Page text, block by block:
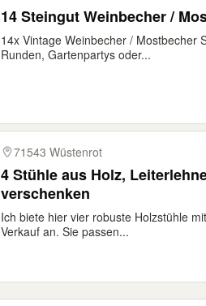
14 Steingut Weinbecher /
14x Vintage Weinbecher / Mostbecher
Runden, Gartenpartys oder...
71543 Wüstenrot
4 Stühle aus Holz,
verschenken
Ich biete hier vier robuste Holzstühle
Verkauf an. Sie passen...